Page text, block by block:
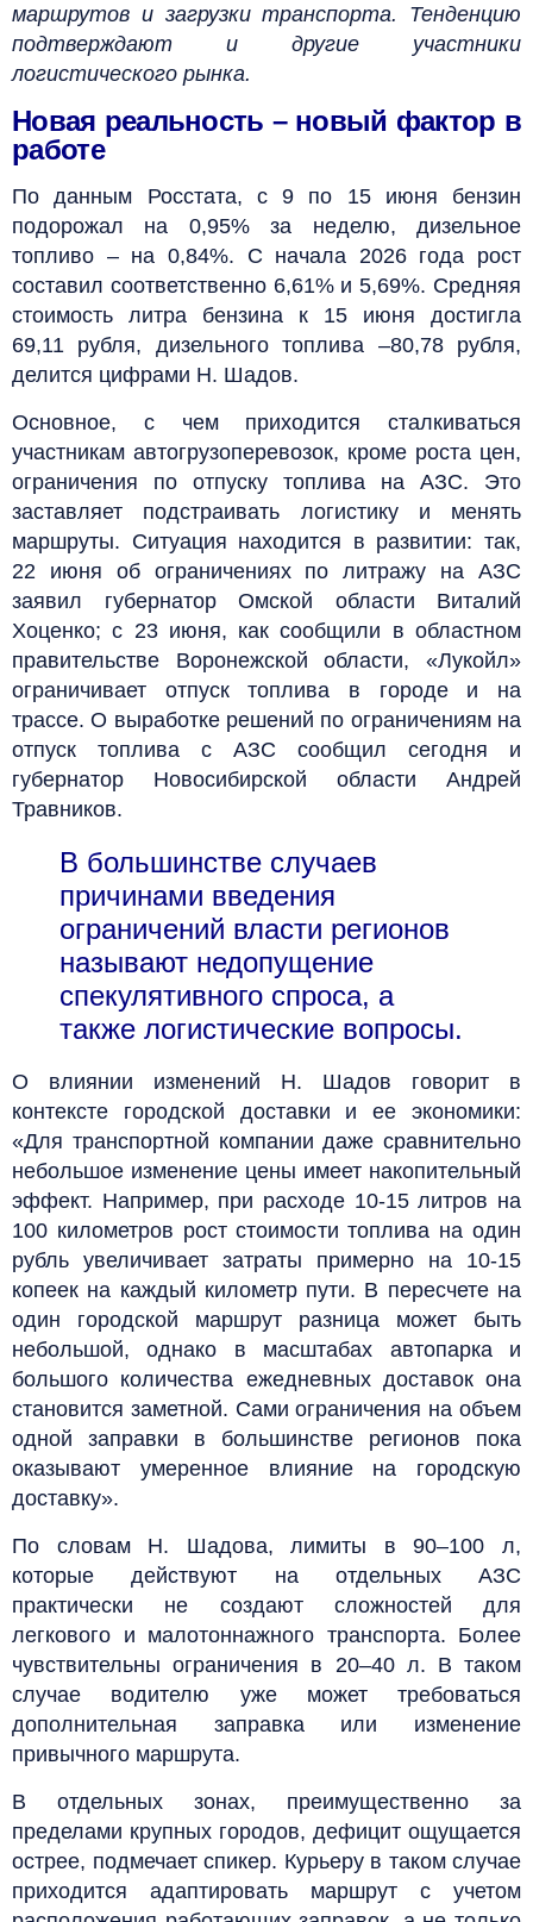
маршрутов и загрузки транспорта. Тенденцию
подтверждают и другие участники
логистического рынка.
Новая реальность – новый фактор в
работе
По данным Росстата, с 9 по 15 июня бензин
подорожал на 0,95% за неделю, дизельное
топливо – на 0,84%. С начала 2026 года рост
составил соответственно 6,61% и 5,69%. Средняя
стоимость литра бензина к 15 июня достигла
69,11 рубля, дизельного топлива –80,78 рубля,
делится цифрами Н. Шадов.
Основное, с чем приходится сталкиваться
участникам автогрузоперевозок, кроме роста цен,
ограничения по отпуску топлива на АЗС. Это
заставляет подстраивать логистику и менять
маршруты. Ситуация находится в развитии: так,
22 июня об ограничениях по литражу на АЗС
заявил губернатор Омской области Виталий
Хоценко; с 23 июня, как сообщили в областном
правительстве Воронежской области, «Лукойл»
ограничивает отпуск топлива в городе и на
трассе. О выработке решений по ограничениям на
отпуск топлива с АЗС сообщил сегодня и
губернатор Новосибирской области Андрей
Травников.
В большинстве случаев
причинами введения
ограничений власти регионов
называют недопущение
спекулятивного спроса, а
также логистические вопросы.
О влиянии изменений Н. Шадов говорит в
контексте городской доставки и ее экономики:
«Для транспортной компании даже сравнительно
небольшое изменение цены имеет накопительный
эффект. Например, при расходе 10-15 литров на
100 километров рост стоимости топлива на один
рубль увеличивает затраты примерно на 10-15
копеек на каждый километр пути. В пересчете на
один городской маршрут разница может быть
небольшой, однако в масштабах автопарка и
большого количества ежедневных доставок она
становится заметной. Сами ограничения на объем
одной заправки в большинстве регионов пока
оказывают умеренное влияние на городскую
доставку».
По словам Н. Шадова, лимиты в 90–100 л,
которые действуют на отдельных АЗС
практически не создают сложностей для
легкового и малотоннажного транспорта. Более
чувствительны ограничения в 20–40 л. В таком
случае водителю уже может требоваться
дополнительная заправка или изменение
привычного маршрута.
В отдельных зонах, преимущественно за
пределами крупных городов, дефицит ощущается
острее, подмечает спикер. Курьеру в таком случае
приходится адаптировать маршрут с учетом